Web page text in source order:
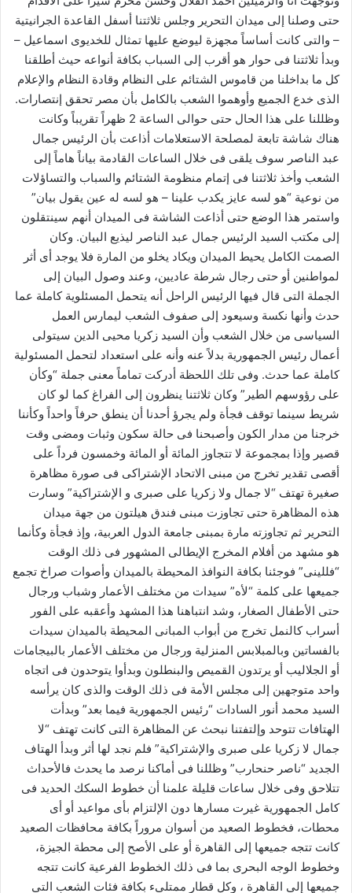
حتى وصلنا إلى ميدان التحرير وجلس ثلاثتنا أسفل القاعدة الجرانيتية
– والتى كانت أساساً مجهزة ليوضع عليها تمثال للخديوى اسماعيل –
وبدأ ثلاثتنا فى حوار هو أقرب إلى السباب بكافة أنواعه حيث أطلقنا
كل ما بداخلنا من قاموس الشتائم على النظام وقادة النظام والإعلام
الذى خدع الجميع وأوهموا الشعب بالكامل بأن مصر تحقق إنتصارات.
وظللنا على هذا الحال حتى حوالى الساعة 2 ظهراً تقريباً وكانت
هناك شاشة تابعة لمصلحة الاستعلامات أذاعت بأن الرئيس جمال
عبد الناصر سوف يلقى فى خلال الساعات القادمة بياناً هاماً إلى
الشعب وأخذ ثلاثتنا فى إتمام منظومة الشتائم والسباب والتساؤلات
من نوعية “هو لسه عايز يكدب علينا – هو لسه له عين يقول بيان”
واستمر هذا الوضع حتى أذاعت الشاشة فى الميدان أنهم سينتقلون
إلى مكتب السيد الرئيس جمال عبد الناصر ليذيع البيان. وكان
الصمت الكامل يحيط الميدان ويكاد يخلو من المارة فلا يوجد أى أثر
لمواطنين أو حتى رجال شرطة عاديين، وعند وصول البيان إلى
الجملة التى قال فيها الرئيس الراحل أنه يتحمل المسئلوية كاملة عما
حدث وأنها نكسة وسيعود إلى صفوف الشعب ليمارس العمل
السياسى من خلال الشعب وأن السيد زكريا محيى الدين سيتولى
أعمال رئيس الجمهورية بدلاً عنه وأنه على استعداد لتحمل المسئولية
كاملة عما حدث. وفى تلك اللحظة أدركت تماماً معنى جملة “وكأن
على رؤوسهم الطير” وكان ثلاثتنا ينظرون إلى الفراغ كما لو كان
شريط سينما توقف فجأة ولم يجرؤ أحدنا أن ينطق حرفاً واحداً وكأننا
خرجنا من مدار الكون وأصبحنا فى حالة سكون وثبات ومضى وقت
قصير وإذا بمجموعة لا تتجاوز المائة أو المائة وخمسون فرداً على
أقصى تقدير تخرج من مبنى الاتحاد الإشتراكى فى صورة مظاهرة
صغيرة تهتف “لا جمال ولا زكريا على صبرى و الإشتراكية” وسارت
هذه المظاهرة حتى تجاوزت مبنى فندق هيلتون من جهة ميدان
التحرير ثم تجاوزته مارة بمبنى جامعة الدول العربية، وإذ فجأة وكأنما
هو مشهد من أفلام المخرج الإيطالى المشهور فى ذلك الوقت
“فللينى” فوجئنا بكافة النوافذ المحيطة بالميدان وأصوات صراخ تجمع
جميعها على كلمة “لأه” سيدات من مختلف الأعمار وشباب ورجال
حتى الأطفال الصغار، وشد انتباهنا هذا المشهد وأعقبه على الفور
أسراب كالنمل تخرج من أبواب المبانى المحيطة بالميدان سيدات
بالفساتين وبالمبلابس المنزلية ورجال من مختلف الأعمار بالبيجامات
أو الجلاليب أو يرتدون القميص والبنطلون وبدأوا يتوحدون فى اتجاه
واحد متوجهين إلى مجلس الأمة فى ذلك الوقت والذى كان يرأسه
السيد محمد أنور السادات “رئيس الجمهورية فيما بعد” وبدأت
الهتافات تتوحد وإلتفتنا نبحث عن المظاهرة التى كانت تهتف “لا
جمال لا زكريا على صبرى والإشتراكية” فلم نجد لها أثر وبدأ الهتاف
الجديد “ناصر حنحارب” وظللنا فى أماكنا نرصد ما يحدث فالأحداث
تتلاحق وفى خلال ساعات قليلة علمنا أن خطوط السكك الحديد فى
كامل الجمهورية غيرت مسارها دون الإلتزام بأى مواعيد أو أى
محطات، فخطوط الصعيد من أسوان مروراً بكافة محافظات الصعيد
كانت تتجه جميعها إلى القاهرة أو على الأصح إلى محطة الجيزة،
وخطوط الوجه البحرى بما فى ذلك الخطوط الفرعية كانت تتجه
جميعها إلى القاهرة ، وكل قطار ممتلىء بكافة فئات الشعب التى